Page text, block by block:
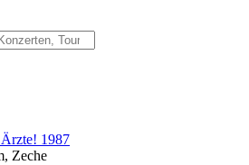
1987
Zeche